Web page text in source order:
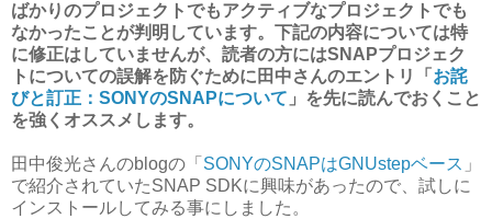
ばかりのプロジェクトでもアクティブなプロジェクトでも
なかったことが判明しています。下記の内容については特
に修正はしていませんが、読者の方にはSNAPプロジェク
トについての誤解を防ぐために田中さんのエントリ「 お詫
びと訂正：SONYのSNAPについて 」を先に読んでおくこと
を強くオススメします。
田中俊光さんのblogの「 SONYのSNAPはGNUstepベース 」
で紹介されていたSNAP SDKに興味があったので、試しに
インストールしてみる事にしました。